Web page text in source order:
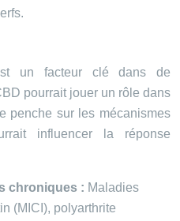
un facteur clé dans de
pourrait jouer un rôle dans
penche sur les mécanismes
influencer la réponse
chroniques : Maladies
(MICI), polyarthrite